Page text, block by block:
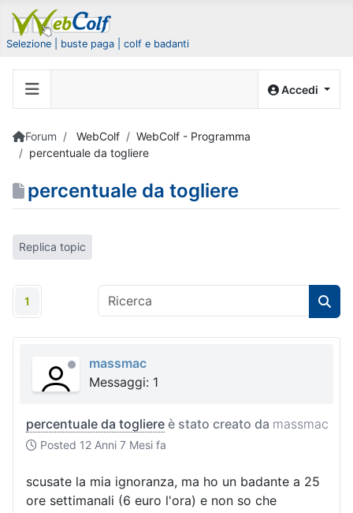
Selezione | buste paga | colf e badanti
Accedi
Forum WebColf
WebColf - Programma
percentuale da togliere
percentuale da togliere
Replica topic
1
massmac
Messaggi: 1
percentuale da togliere è stato creato da massmac
Posted 12 Anni 7 Mesi fa
scusate la mia ignoranza, ma ho un badante a 25
ore settimanali (6 euro l'ora) e non so che